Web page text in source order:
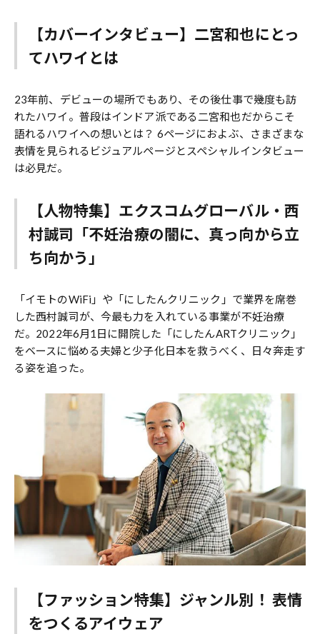
【カバーインタビュー】二宮和也にとっ
てハワイとは
23年前、デビューの場所でもあり、その後仕事で幾度も訪
れたハワイ。普段はインドア派である二宮和也だからこそ
語れるハワイへの想いとは？ 6ページにおよぶ、さまざまな
表情を見られるビジュアルページとスペシャルインタビュー
は必見だ。
【人物特集】エクスコムグローバル・西
村誠司「不妊治療の闇に、真っ向から立
ち向かう」
「イモトのWiFi」や「にしたんクリニック」で業界を席巻
した西村誠司が、今最も力を入れている事業が不妊治療
だ。2022年6月1日に開院した「にしたんARTクリニック」
をベースに悩める夫婦と少子化日本を救うべく、日々奔走す
る姿を追った。
【ファッション特集】ジャンル別！ 表情
をつくるアイウェア